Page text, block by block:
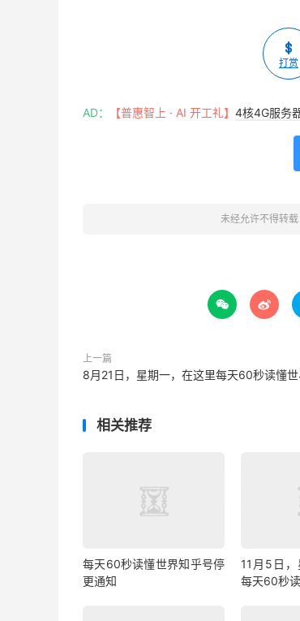
打赏
AD： 【普惠智上 · AI 开工礼】 4核4G服务
未经允许不得转载
 
上一篇
8月21日，星期一，在这里每天60秒读懂世
相关推荐
每天60秒读懂世界知乎号停
更通知
11月5日
每天60秒读